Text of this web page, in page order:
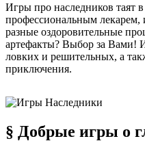
Игры про наследников таят
профессиональным лекарем,
разные оздоровительные
артефакты? Выбор за Вами!
ловких и решительных, а
приключения.
§ Добрые игры о